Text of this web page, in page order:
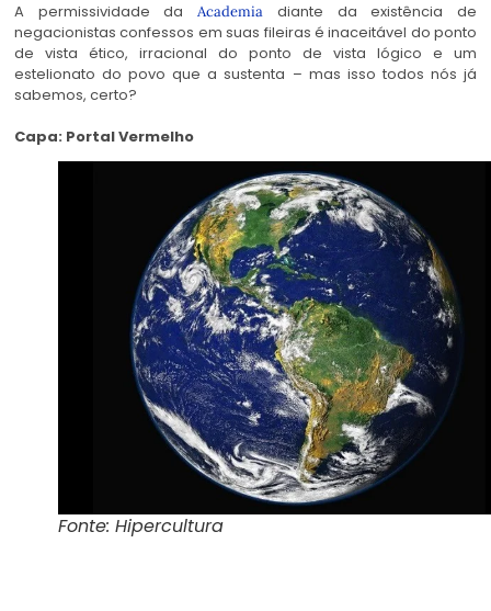
A permissividade daAcademia diante da existência de
negacionistas confessos em suas fileiras é inaceitável do ponto
de vista ético, irracional do ponto de vista lógico e um
estelionato do povo que a sustenta – mas isso todos nós já
sabemos, certo?
Capa: Portal Vermelho
Fonte: Hipercultura